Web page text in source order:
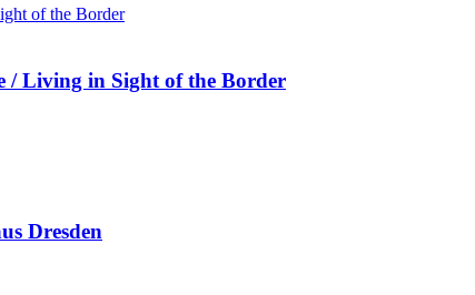
/ Living in Sight of the Border
Dresden